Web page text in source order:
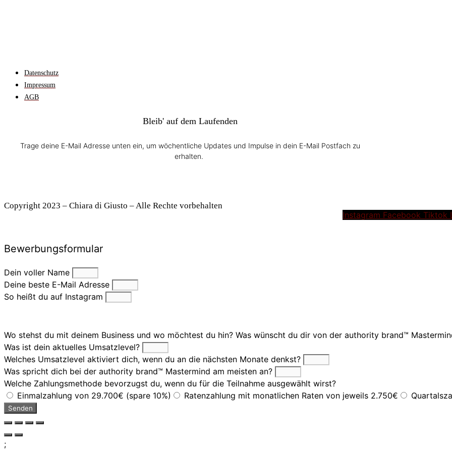
Datenschutz
Impressum
AGB
Bleib' auf dem Laufenden
Trage deine E-Mail Adresse unten ein, um wöchentliche Updates und Impulse in dein E-Mail Postfach zu
erhalten.
Copyright 2023 – Chiara di Giusto – Alle Rechte vorbehalten
Instagram Facebook Tiktok
Bewerbungsformular
Dein voller Name
Deine beste E-Mail Adresse
So heißt du auf Instagram
Wo stehst du mit deinem Business und wo möchtest du hin? Was wünscht du dir von der authority brand™
Was ist dein aktuelles Umsatzlevel?
Welches Umsatzlevel aktiviert dich, wenn du an die nächsten Monate denkst?
Was spricht dich bei der authority brand™ Mastermind am meisten an?
Welche Zahlungsmethode bevorzugst du, wenn du für die Teilnahme ausgewählt wirst?
Einmalzahlung von 29.700€ (spare 10%)
Ratenzahlung mit monatlichen Raten von jeweils 2.750€
Senden
;